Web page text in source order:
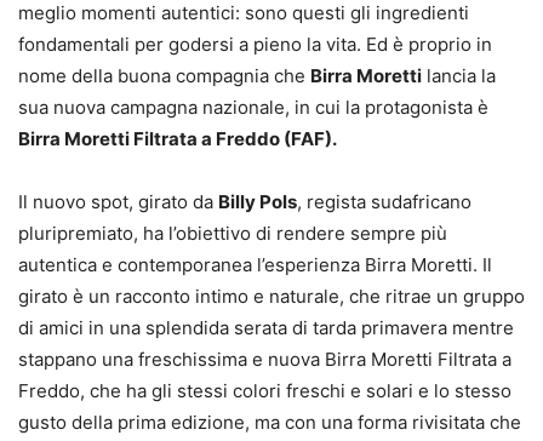
meglio momenti autentici: sono questi gli ingredienti
fondamentali per godersi a pieno la vita. Ed è proprio in
nome della buona compagnia che Birra Moretti lancia la
sua nuova campagna nazionale, in cui la protagonista è
Birra Moretti Filtrata a Freddo (FAF).
Il nuovo spot, girato da Billy Pols, regista sudafricano
pluripremiato, ha l’obiettivo di rendere sempre più
autentica e contemporanea l’esperienza Birra Moretti. Il
girato è un racconto intimo e naturale, che ritrae un gruppo
di amici in una splendida serata di tarda primavera mentre
stappano una freschissima e nuova Birra Moretti Filtrata a
Freddo, che ha gli stessi colori freschi e solari e lo stesso
gusto della prima edizione, ma con una forma rivisitata che